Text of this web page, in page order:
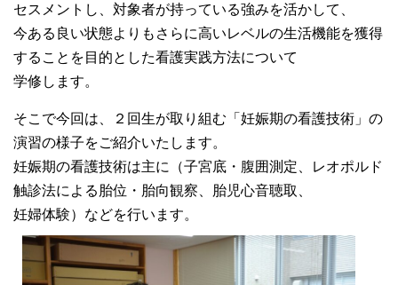
入試案内
Q＆A
サイト案内
在校生専用
セスメントし、対象者が持っている強みを活かして、
今ある良い状態よりもさらに高いレベルの生活機能を獲得
することを目的とした看護実践方法について
学修します。
そこで今回は、２回生が取り組む「妊娠期の看護技術」の
演習の様子をご紹介いたします。
妊娠期の看護技術は主に（子宮底・腹囲測定、レオポルド
触診法による胎位・胎向観察、胎児心音聴取、
妊婦体験）などを行います。